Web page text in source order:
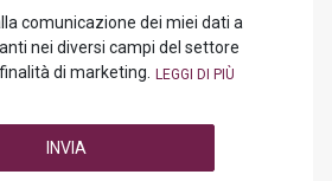
comunicazione dei miei dati a
nei diversi campi del settore
di marketing.
INVIA